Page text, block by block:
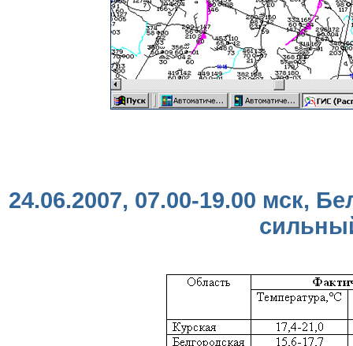
24.06.2007, 07.00-19.00 мск,